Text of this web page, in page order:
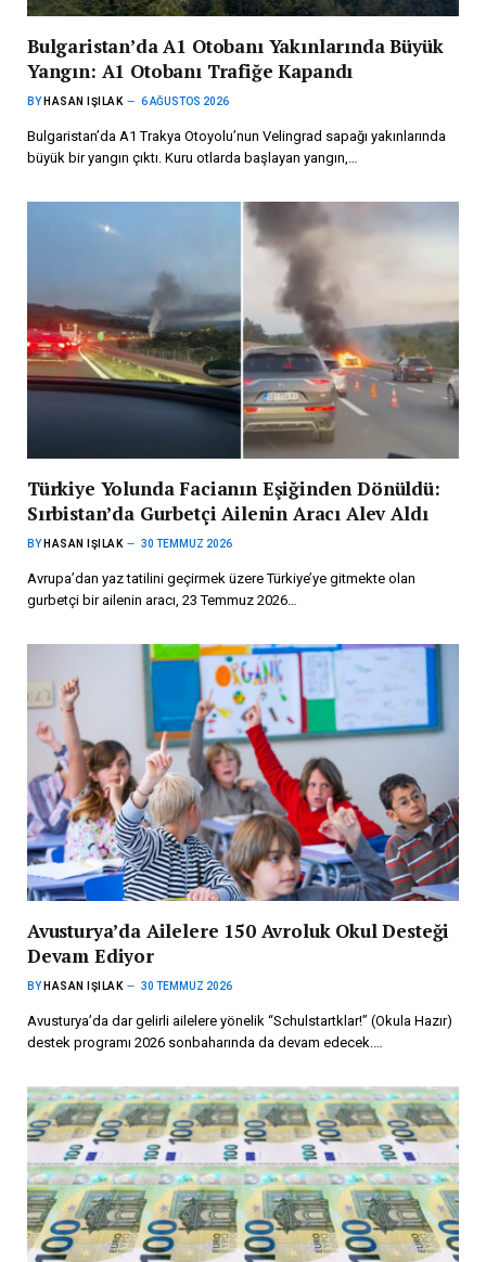
Bulgaristan’da A1 Otobanı Yakınlarında Büyük
Yangın: A1 Otobanı Trafiğe Kapandı
BY HASAN IŞILAK 6 AĞUSTOS 2026
Bulgaristan’da A1 Trakya Otoyolu’nun Velingrad sapağı yakınlarında
büyük bir yangın çıktı. Kuru otlarda başlayan yangın,…
Türkiye Yolunda Facianın Eşiğinden Dönüldü:
Sırbistan’da Gurbetçi Ailenin Aracı Alev Aldı
BY HASAN IŞILAK 30 TEMMUZ 2026
Avrupa’dan yaz tatilini geçirmek üzere Türkiye’ye gitmekte olan
gurbetçi bir ailenin aracı, 23 Temmuz 2026…
Avusturya’da Ailelere 150 Avroluk Okul Desteği
Devam Ediyor
BY HASAN IŞILAK 30 TEMMUZ 2026
Avusturya’da dar gelirli ailelere yönelik “Schulstartklar!” (Okula Hazır)
destek programı 2026 sonbaharında da devam edecek.…